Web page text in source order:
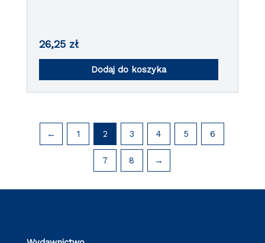
26,25 zł
Dodaj do koszyka
← 1 2 3 4 5 6
7 8 →